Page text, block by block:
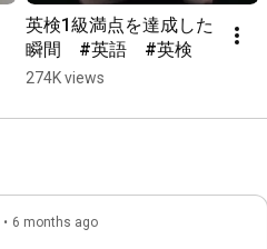
英検1級満点を達成した
瞬間　#英語　#英検
274K views
• 6 months ago